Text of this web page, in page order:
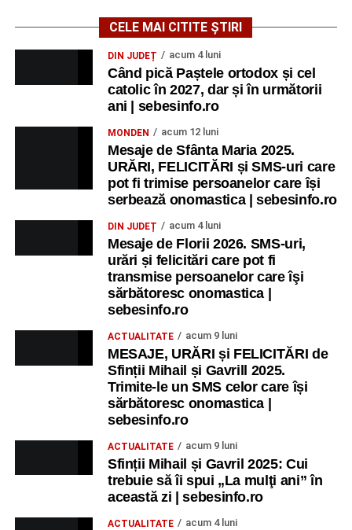
CELE MAI CITITE ȘTIRI
DIN JUDEȚ acum 4 luni
Când pică Paștele ortodox și cel
catolic în 2027, dar și în următorii
ani | sebesinfo.ro
MONDEN acum 12 luni
Mesaje de Sfânta Maria 2025.
URĂRI, FELICITĂRI și SMS-uri care
pot fi trimise persoanelor care își
serbează onomastica | sebesinfo.ro
DIN JUDEȚ acum 4 luni
Mesaje de Florii 2026. SMS-uri,
urări și felicitări care pot fi
transmise persoanelor care îşi
sărbătoresc onomastica |
sebesinfo.ro
ACTUALITATE acum 9 luni
MESAJE, URĂRI și FELICITĂRI de
Sfinții Mihail și Gavrill 2025.
Trimite-le un SMS celor care își
sărbătoresc onomastica |
sebesinfo.ro
ACTUALITATE acum 9 luni
Sfinții Mihail și Gavril 2025: Cui
trebuie să îi spui „La mulţi ani” în
această zi | sebesinfo.ro
ACTUALITATE acum 4 luni